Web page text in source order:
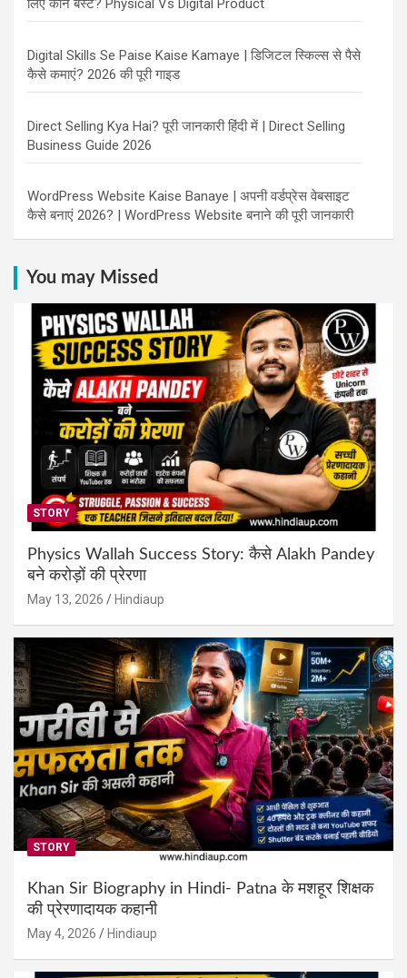
लिए कौन बेस्ट? Physical Vs Digital Product
Digital Skills Se Paise Kaise Kamaye | डिजिटल स्किल्स से पैसे
कैसे कमाएं? 2026 की पूरी गाइड
Direct Selling Kya Hai? पूरी जानकारी हिंदी में | Direct Selling
Business Guide 2026
WordPress Website Kaise Banaye | अपनी वर्डप्रेस वेबसाइट
कैसे बनाएं 2026? | WordPress Website बनाने की पूरी जानकारी
You may Missed
STORY
Physics Wallah Success Story: कैसे Alakh Pandey
बने करोड़ों की प्रेरणा
May 13, 2026 Hindiaup
STORY
Khan Sir Biography in Hindi- Patna के मशहूर शिक्षक
की प्रेरणादायक कहानी
May 4, 2026 Hindiaup